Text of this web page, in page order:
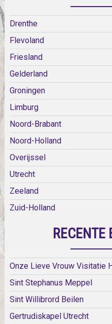
Drenthe
Flevoland
Friesland
Gelderland
Groningen
Limburg
Noord-Brabant
Noord-Holland
Overijssel
Utrecht
Zeeland
Zuid-Holland
RECENTE
Onze Lieve Vrouw Visitatie
Sint Stephanus Meppel
Sint Willibrord Beilen
Gertrudiskapel Utrecht